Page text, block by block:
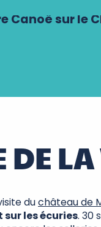
Canoë sur le
DE
duchâteau de
les écuries. 30